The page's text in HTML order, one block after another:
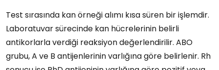
Test sırasında kan örneği alımı kısa süren bir işlemdir.
Laboratuvar sürecinde kan hücrelerinin belirli
antikorlarla verdiği reaksiyon değerlendirilir. ABO
grubu, A ve B antijenlerinin varlığına göre belirlenir. Rh